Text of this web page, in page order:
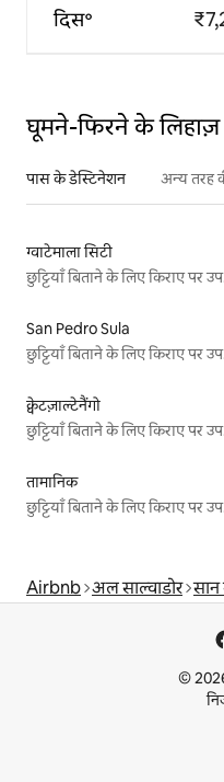
दिस॰
घूमने-फिरने के
पास के डेस्टिनेशन अन्य तरह
ग्वाटेमाला सिटी
San Pedro Sula
क्वेटज़ाल्टेनैंगो
तामानिक
Airbnb अल साल्वाडोर सान
©